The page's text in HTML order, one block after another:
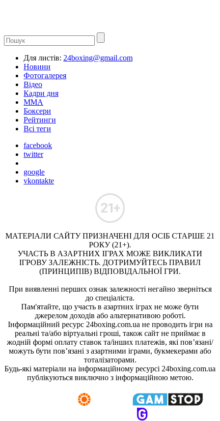
Для листів: 24boxing@gmail.com
Новини
Фотогалерея
Відео
Кадри дня
ММА
Боксери
Рейтинги
Всі теги
facebook
twitter
google
vkontakte
МАТЕРІАЛИ САЙТУ ПРИЗНАЧЕНІ ДЛЯ ОСІБ СТАРШЕ 21
РОКУ (21+).
УЧАСТЬ В АЗАРТНИХ ІГРАХ МОЖЕ ВИКЛИКАТИ
ІГРОВУ ЗАЛЕЖНІСТЬ. ДОТРИМУЙТЕСЬ ПРАВИЛ
(ПРИНЦИПІВ) ВІДПОВІДАЛЬНОЇ ГРИ.
При виявленні перших ознак залежності негайно зверніться
до спеціаліста.
Пам'ятайте, що участь в азартних іграх не може бути
джерелом доходів або альтернативою роботі.
Інформаційний ресурс 24boxing.com.ua не проводить ігри на
реальні та/або віртуальні гроші, також сайт не приймає в
жодній формі оплату ставок та/інших платежів, які пов’язані/
можуть бути пов’язані з азартними іграми, букмекерами або
тоталізаторами.
Будь-які матеріали на інформаційному ресурсі 24boxing.com.ua
публікуються виключно з інформаційною метою.